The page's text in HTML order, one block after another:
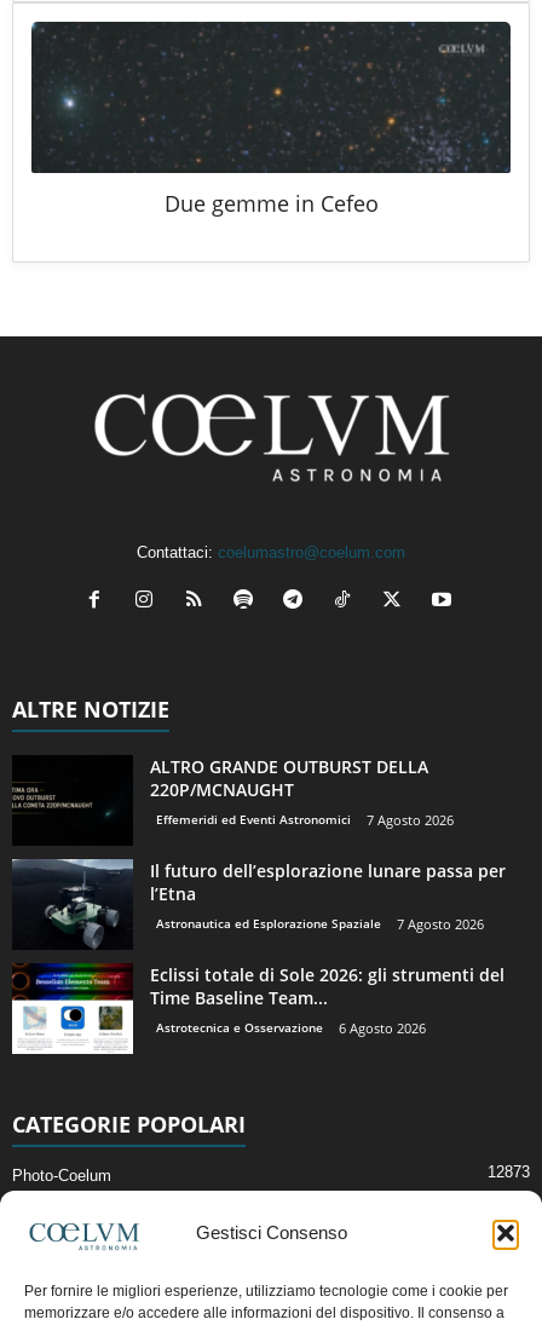
Gestisci Consenso
Per fornire le migliori esperienze, utilizziamo tecnologie come i cookie per
memorizzare e/o accedere alle informazioni del dispositivo. Il consenso a
Due gemme in Cefeo
Contattaci: coelumastro@coelum.com
ALTRE NOTIZIE
ALTRO GRANDE OUTBURST DELLA
220P/MCNAUGHT
Effemeridi ed Eventi Astronomici 7 Agosto 2026
Il futuro dell’esplorazione lunare passa per
l’Etna
Astronautica ed Esplorazione Spaziale 7 Agosto 2026
Eclissi totale di Sole 2026: gli strumenti del
Time Baseline Team...
Astrotecnica e Osservazione 6 Agosto 2026
CATEGORIE POPOLARI
Photo-Coelum 12873
News di Astronomia 2411
Cielo del Mese
Astronomia, Astrofisica e Cosmologia